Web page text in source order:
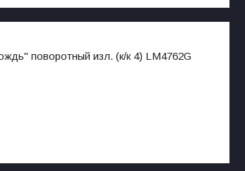
поворотный изл. (к/к 4) LM4762G